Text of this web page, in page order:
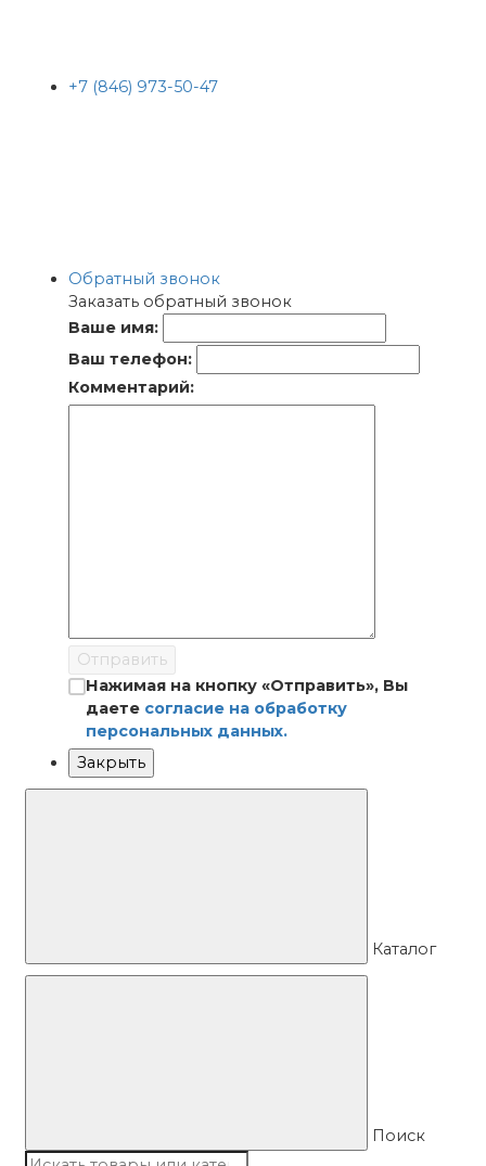
+7 (846) 973-50-47
Обратный звонок
Заказать обратный звонок
Ваше имя:
Ваш телефон:
Комментарий:
Отправить
Нажимая на кнопку «Отправить», Вы
даете согласие на обработку
персональных данных.
Закрыть
Каталог
Поиск